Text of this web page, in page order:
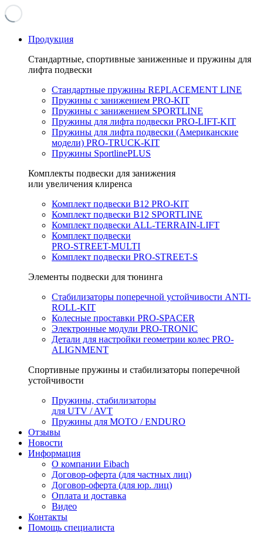
Продукция
Стандартные, спортивные заниженные и пружины для
лифта подвески
Стандартные пружины REPLACEMENT LINE
Пружины с занижением PRO-KIT
Пружины с занижением SPORTLINE
Пружины для лифта подвески PRO-LIFT-KIT
Пружины для лифта подвески (Американские
модели) PRO-TRUCK-KIT
Пружины SportlinePLUS
Комплекты подвески для занижения
или увеличения клиренса
Комплект подвески B12 PRO-KIT
Комплект подвески B12 SPORTLINE
Комплект подвески ALL-TERRAIN-LIFT
Комплект подвески
PRO-STREET-MULTI
Комплект подвески PRO-STREET-S
Элементы подвески для тюнинга
Стабилизаторы поперечной устойчивости ANTI-
ROLL-KIT
Колесные проставки PRO-SPACER
Электронные модули PRO-TRONIC
Детали для настройки геометрии колес PRO-
ALIGNMENT
Спортивные пружины и стабилизаторы поперечной
устойчивости
Пружины, стабилизаторы
для UTV / AVT
Пружины для МOTO / ENDURO
Отзывы
Новости
Информация
О компании Eibach
Договор-оферта (для частных лиц)
Договор-оферта (для юр. лиц)
Оплата и доставка
Видео
Контакты
Помощь специалиста